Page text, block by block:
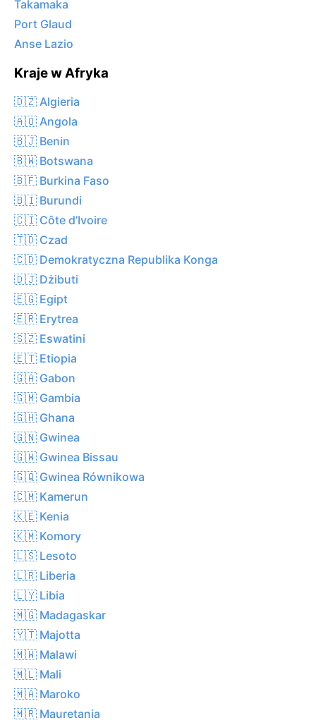
Takamaka
Port Glaud
Anse Lazio
Kraje w Afryka
🇩🇿 Algieria
🇦🇴 Angola
🇧🇯 Benin
🇧🇼 Botswana
🇧🇫 Burkina Faso
🇧🇮 Burundi
🇨🇮 Côte d’Ivoire
🇹🇩 Czad
🇨🇩 Demokratyczna Republika Konga
🇩🇯 Dżibuti
🇪🇬 Egipt
🇪🇷 Erytrea
🇸🇿 Eswatini
🇪🇹 Etiopia
🇬🇦 Gabon
🇬🇲 Gambia
🇬🇭 Ghana
🇬🇳 Gwinea
🇬🇼 Gwinea Bissau
🇬🇶 Gwinea Równikowa
🇨🇲 Kamerun
🇰🇪 Kenia
🇰🇲 Komory
🇱🇸 Lesoto
🇱🇷 Liberia
🇱🇾 Libia
🇲🇬 Madagaskar
🇾🇹 Majotta
🇲🇼 Malawi
🇲🇱 Mali
🇲🇦 Maroko
🇲🇷 Mauretania